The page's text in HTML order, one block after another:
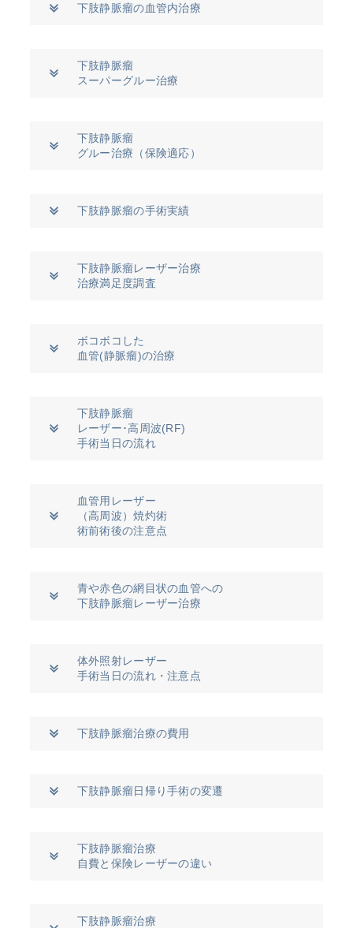
下肢静脈瘤の血管内治療
下肢静脈瘤
スーパーグルー治療
下肢静脈瘤
グルー治療（保険適応）
下肢静脈瘤の手術実績
下肢静脈瘤レーザー治療
治療満足度調査
ボコボコした
血管(静脈瘤)の治療
下肢静脈瘤
レーザー･高周波(RF)
手術当日の流れ
血管用レーザー
（高周波）焼灼術
術前術後の注意点
青や赤色の網目状の血管への
下肢静脈瘤レーザー治療
体外照射レーザー
手術当日の流れ・注意点
下肢静脈瘤治療の費用
下肢静脈瘤日帰り手術の変遷
下肢静脈瘤治療
自費と保険レーザーの違い
下肢静脈瘤治療